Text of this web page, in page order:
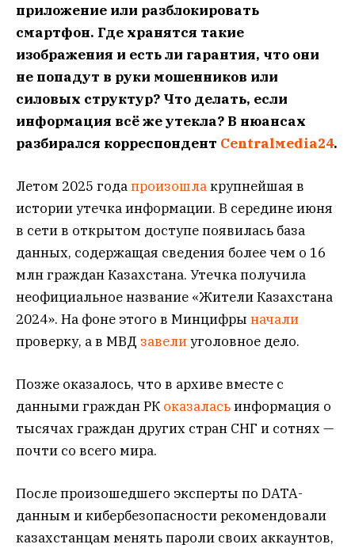
приложение или разблокировать
смартфон. Где хранятся такие
изображения и есть ли гарантия, что они
не попадут в руки мошенников или
силовых структур? Что делать, если
информация всё же утекла? В нюансах
разбирался корреспондент Centralмedia24.
Летом 2025 годапроизошлакрупнейшая в
истории утечка информации. В середине июня
в сети в открытом доступе появилась база
данных, содержащая сведения более чем о 16
млн граждан Казахстана. Утечка получила
неофициальное название «Жители Казахстана
2024». На фоне этого в Минцифры начали
проверку, а в МВД завелиуголовное дело.
Позже оказалось, что в архиве вместе с
данными граждан РК оказаласьинформация о
тысячах граждан других стран СНГ и сотнях —
почти со всего мира.
После произошедшего эксперты по DATA-
данным и кибербезопасности рекомендовали
казахстанцам менять пароли своих аккаунтов,